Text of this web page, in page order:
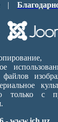
|
файлов
только с